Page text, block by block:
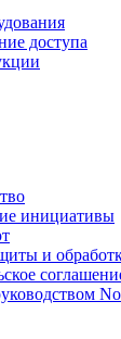
доступа
инициативы
и